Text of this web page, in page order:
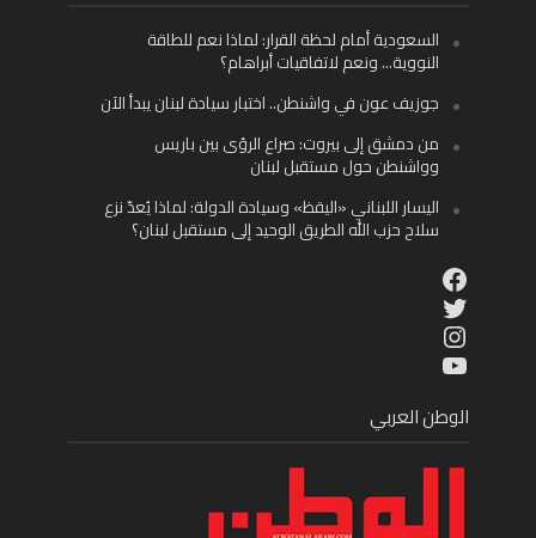
السعودية أمام لحظة القرار: لماذا نعم للطاقة
النووية… ونعم لاتفاقيات أبراهام؟
جوزيف عون في واشنطن.. اختبار سيادة لبنان يبدأ الآن
من دمشق إلى بيروت: صراع الرؤى بين باريس
وواشنطن حول مستقبل لبنان
اليسار اللبناني «اليقظ» وسيادة الدولة: لماذا يُعدّ نزع
سلاح حزب الله الطريق الوحيد إلى مستقبل لبنان؟
Facebook
Twitter
Instagram
YouTube
الوطن العربي